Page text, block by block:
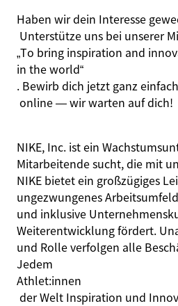
Haben wir dein Interesse
Unterstütze uns bei unserer
„To bring inspiration and
in the world“
. Bewirb dich jetzt ganz einfach
online — wir warten auf dich!
NIKE, Inc. ist ein
Mitarbeitende sucht, die mit
NIKE bietet ein großzügiges
ungezwungenes
und inklusive
Weiterentwicklung fördert.
und Rolle verfolgen alle
Jedem
Athlet:innen
der Welt Inspiration und